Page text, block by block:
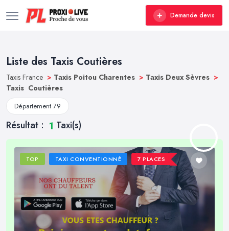
Demande devis
Liste des Taxis Coutières
Taxis France > Taxis Poitou Charentes > Taxis Deux Sèvres >
Taxis Coutières
Département 79
Résultat : 1 Taxi(s)
TOP TAXI CONVENTIONNÉ 7 PLACES